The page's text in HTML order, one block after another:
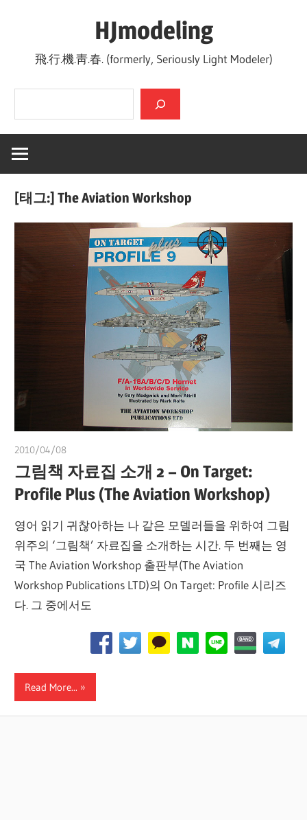
HJmodeling
飛.行.機.靑.春. (formerly, Seriously Light Modeler)
검색
[태그:]The Aviation Workshop
2010/04/08
그림책 자료집 소개 2 – On Target:
Profile Plus (The Aviation Workshop)
영어 읽기 귀찮아하는 나 같은 모델러들을 위하여 그림
위주의 ‘그림책’ 자료집을 소개하는 시간. 두 번째는 영
국 The Aviation Workshop 출판부(The Aviation
Workshop Publications LTD)의 On Target: Profile 시리즈
다. 그 중에서도
Read More...